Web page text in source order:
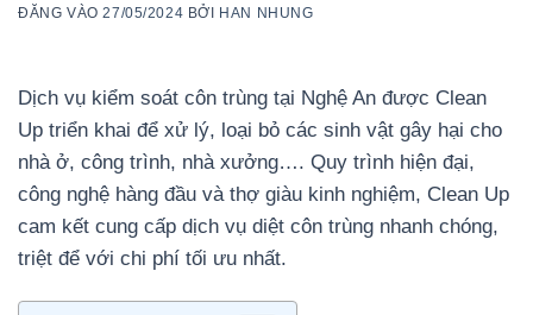
ĐĂNG VÀO27/05/2024 BỞI HAN NHUNG
Dịch vụ kiểm soát côn trùng tại Nghệ An được Clean
Up triển khai để xử lý, loại bỏ các sinh vật gây hại cho
nhà ở, công trình, nhà xưởng…. Quy trình hiện đại,
công nghệ hàng đầu và thợ giàu kinh nghiệm, Clean Up
cam kết cung cấp dịch vụ diệt côn trùng nhanh chóng,
triệt để với chi phí tối ưu nhất.